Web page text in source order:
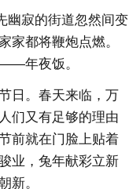
幽寂的街道忽然间变
家都将鞭炮点燃。
年夜饭。
日。春天来临，万
们又有足够的理由
前就在门脸上贴着
业，兔年献彩立新
新。